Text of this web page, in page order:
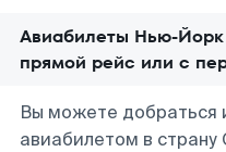
Авиабилеты Нью-
прямой рейс или с
Вы можете
авиабилетом в